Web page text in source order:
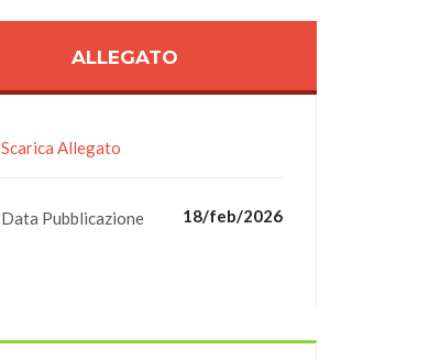
ALLEGATO
Scarica Allegato
Data Pubblicazione 18/feb/2026